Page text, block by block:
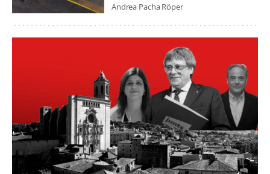
Andrea Pacha Röper